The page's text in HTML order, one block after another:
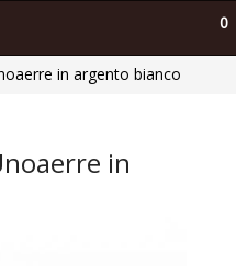
0
in argento bianco
in